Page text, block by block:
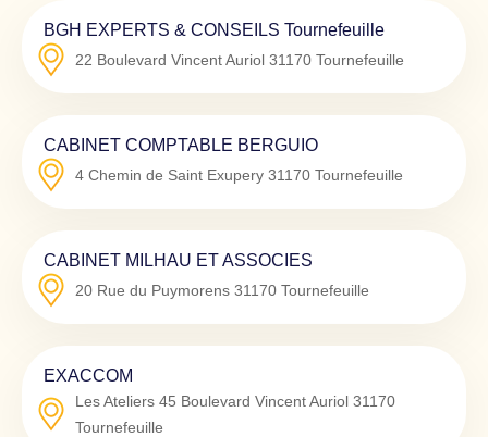
BGH EXPERTS & CONSEILS Tournefeuille
22 Boulevard Vincent Auriol 31170 Tournefeuille
CABINET COMPTABLE BERGUIO
4 Chemin de Saint Exupery 31170 Tournefeuille
CABINET MILHAU ET ASSOCIES
20 Rue du Puymorens 31170 Tournefeuille
EXACCOM
Les Ateliers 45 Boulevard Vincent Auriol 31170
Tournefeuille